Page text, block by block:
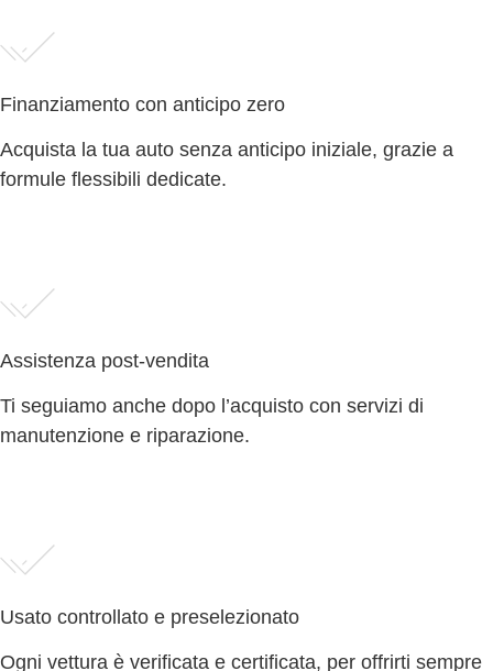
Finanziamento con anticipo zero
Acquista la tua auto senza anticipo iniziale, grazie a
formule flessibili dedicate.
Assistenza post-vendita
Ti seguiamo anche dopo l’acquisto con servizi di
manutenzione e riparazione.
Usato controllato e preselezionato
Ogni vettura è verificata e certificata, per offrirti sempre